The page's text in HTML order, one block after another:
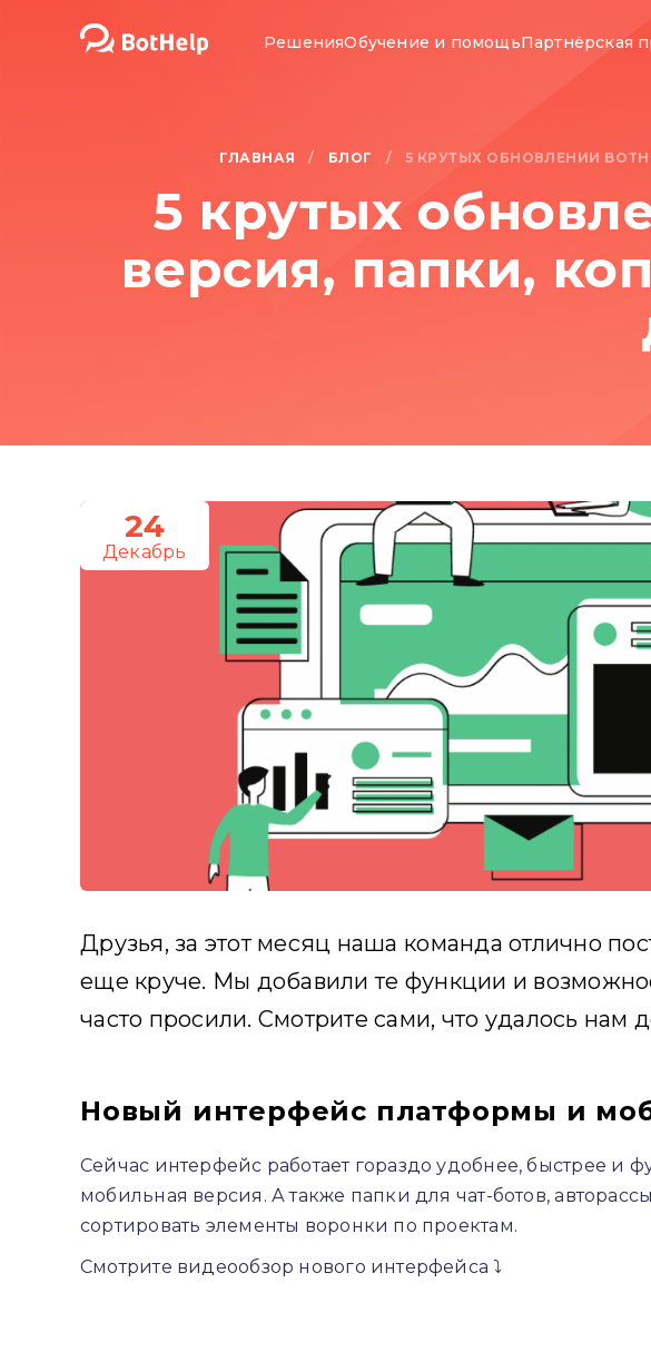
РешенияОбучение и помощьПартнёрская
ГЛАВНАЯ / БЛОГ / 5 КРУТЫХ ОБНОВЛЕНИЙ
5 крутых
версия, папки,
24
Декабрь
Друзья, за этот месяц наша команда отлично
еще круче. Мы добавили те функции и
часто просили. Смотрите сами, что удалось нам
Новый интерфейс платформы и
Сейчас интерфейс работает гораздо удобнее, быстрее и
мобильная версия. А также папки для чат-ботов,
сортировать элементы воронки по проектам.
Смотрите видеообзор нового интерфейса ⤵